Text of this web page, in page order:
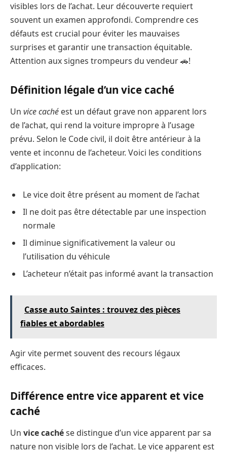
visibles lors de l’achat. Leur découverte requiert
souvent un examen approfondi. Comprendre ces
défauts est crucial pour éviter les mauvaises
surprises et garantir une transaction équitable.
Attention aux signes trompeurs du vendeur 🚗!
Définition légale d’un vice caché
Un vice caché est un défaut grave non apparent lors
de l’achat, qui rend la voiture impropre à l’usage
prévu. Selon le Code civil, il doit être antérieur à la
vente et inconnu de l’acheteur. Voici les conditions
d’application:
Le vice doit être présent au moment de l’achat
Il ne doit pas être détectable par une inspection
normale
Il diminue significativement la valeur ou
l’utilisation du véhicule
L’acheteur n’était pas informé avant la transaction
Casse auto Saintes : trouvez des pièces
fiables et abordables
Agir vite permet souvent des recours légaux
efficaces.
Différence entre vice apparent et vice
caché
Un vice cachése distingue d’un vice apparent par sa
nature non visible lors de l’achat. Le vice apparent est